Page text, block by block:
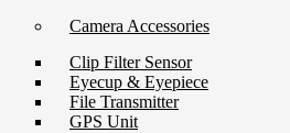
Camera Accessories
Clip Filter Sensor
Eyecup & Eyepiece
File Transmitter
GPS Unit